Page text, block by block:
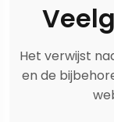
Het verwijst
en de